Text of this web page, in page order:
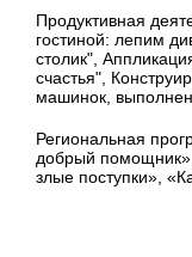
Продуктивная
гостиной: лепим
столик",
счастья",
машинок,
Региональная
добрый
злые поступки»,